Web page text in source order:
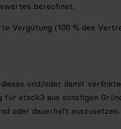
berechnet.
Vergütung (100 % des
und/oder damit
stock3 aus sonstigen
oder dauerhaft auszusetzen.